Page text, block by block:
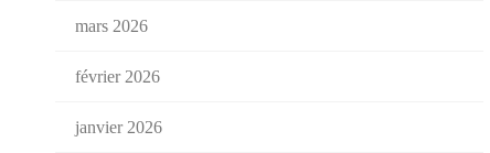
mars 2026
février 2026
janvier 2026